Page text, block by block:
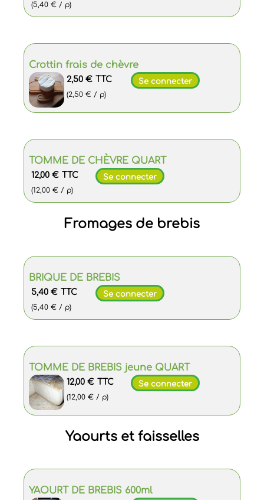
(5,40 € / p)
Crottin frais de chèvre
2,50 € TTC
(2,50 € / p)
Se connecter
TOMME DE CHÈVRE QUART
12,00 € TTC
(12,00 € / p)
Se connecter
Fromages de brebis
BRIQUE DE BREBIS
5,40 € TTC
(5,40 € / p)
Se connecter
TOMME DE BREBIS jeune QUART
12,00 € TTC
(12,00 € / p)
Se connecter
Yaourts et faisselles
YAOURT DE BREBIS 600ml